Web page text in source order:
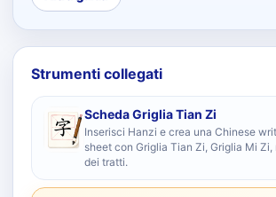
Strumenti collegati
Scheda Griglia Tian Zi
Inserisci Hanzi e crea una Chinese
sheet con Griglia Tian Zi, Griglia Mi
dei tratti.